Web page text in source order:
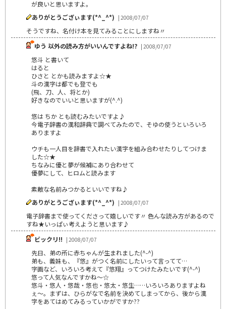
が良いと思いますよ。
ありがとうござぃます(*^_^*) | 2008/07/07
そうですね、名付け本を見てみることにしますね〃
ゆう 以外の読み方がいいんですよね!? | 2008/07/07
悠斗 と書いて
はると
ひさと とかも読みますよ☆★
斗の漢字は都でも登でも
(飛、刀、人、将とか)
好きなのでいいと思いますが(^.^)
悠は ちか とも読むみたいですよ♪
今電子辞書の漢和辞典で調べてみたので、そゆの使うといろいろ
ありますよ
ウチも一人目を辞書で入れたい漢字を組み合わせたりしてつけま
した☆★
ちなみに優と夢が候補にあり合わせて
優夢にして、ヒロムと読みます
素敵な名前みつかるといいですね♪
ありがとうござぃます(*^_^*) | 2008/07/07
電子辞書まで使ってくださって嬉しいです〃 色んな読み方があるので
すね★いっぱぃ考えようと思います♪
ビックリ!! | 2008/07/07
先日、弟の所に赤ちゃんが生まれました(^-^)
弟も、義妹も、『悠』がつく名前にしたいって言ってて…
字画など、いろいろ考えて『悠翔』ってつけたみたいです(^-^)
悠って人気なんですかね～☆
悠斗・悠人・悠哉・悠也・悠太・悠生……いろいろありますよね
ぇ～。まずは、ひらがなで名前を決めてしまってから、後から漢
字をあてはめてみるっていかがですか??